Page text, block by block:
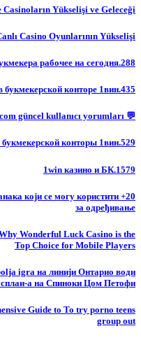
Casinoların Yükselişi ve Geleceği
Casino Oyunlarının Yükselişi
рабочее на сегодня.288
букмекерской конторе 1вин.435
💬 Bahiscom güncel kullanıcı yorumları
букмекерской конторы 1вин.529
1win казино и БК.1579
који се могу користити
за одређивање
Wonderful Luck Casino is the
Top Choice for Mobile Players
igra на линији Онтарио води
а на Спиноки Цом Петофи
Guide to To try porno teens
group out